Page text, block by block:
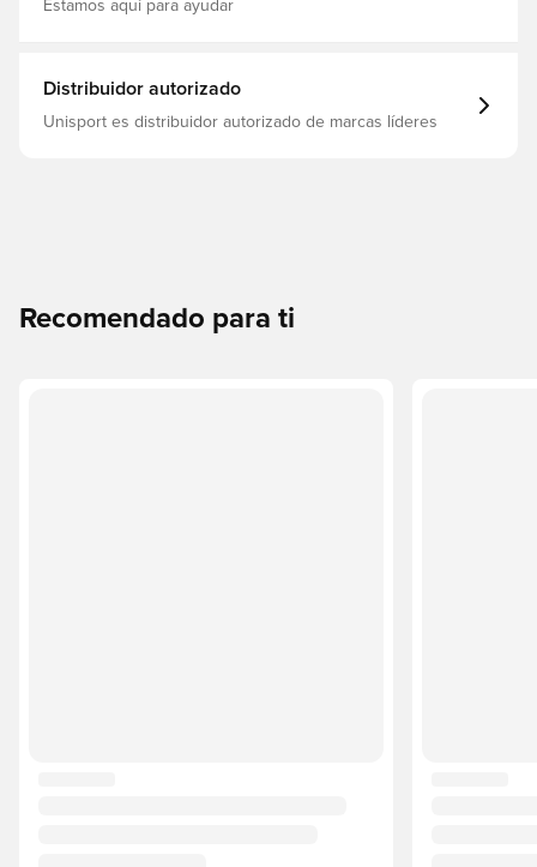
Estamos aquí para ayudar
Distribuidor autorizado
Unisport es distribuidor autorizado de marcas líderes
Recomendado para ti